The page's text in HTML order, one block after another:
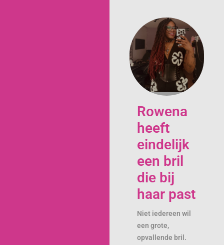
Rowena
heeft
eindelijk
een bril
die bij
haar past
Niet iedereen wil
een grote,
opvallende bril.